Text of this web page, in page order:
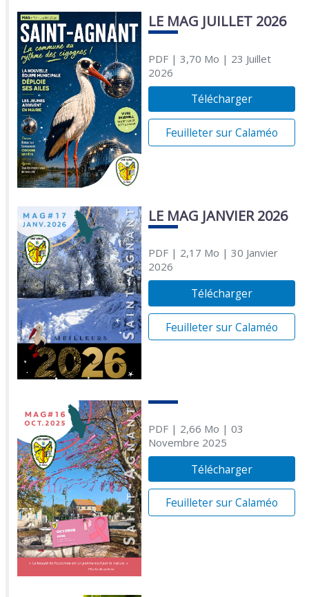
LE MAG JUILLET 2026
PDF| 3,70 Mo | 23 Juillet
2026
Télécharger
Feuilleter sur Calaméo
LE MAG JANVIER 2026
PDF| 2,17 Mo | 30 Janvier
2026
Télécharger
Feuilleter sur Calaméo
PDF| 2,66 Mo | 03
Novembre 2025
Télécharger
Feuilleter sur Calaméo